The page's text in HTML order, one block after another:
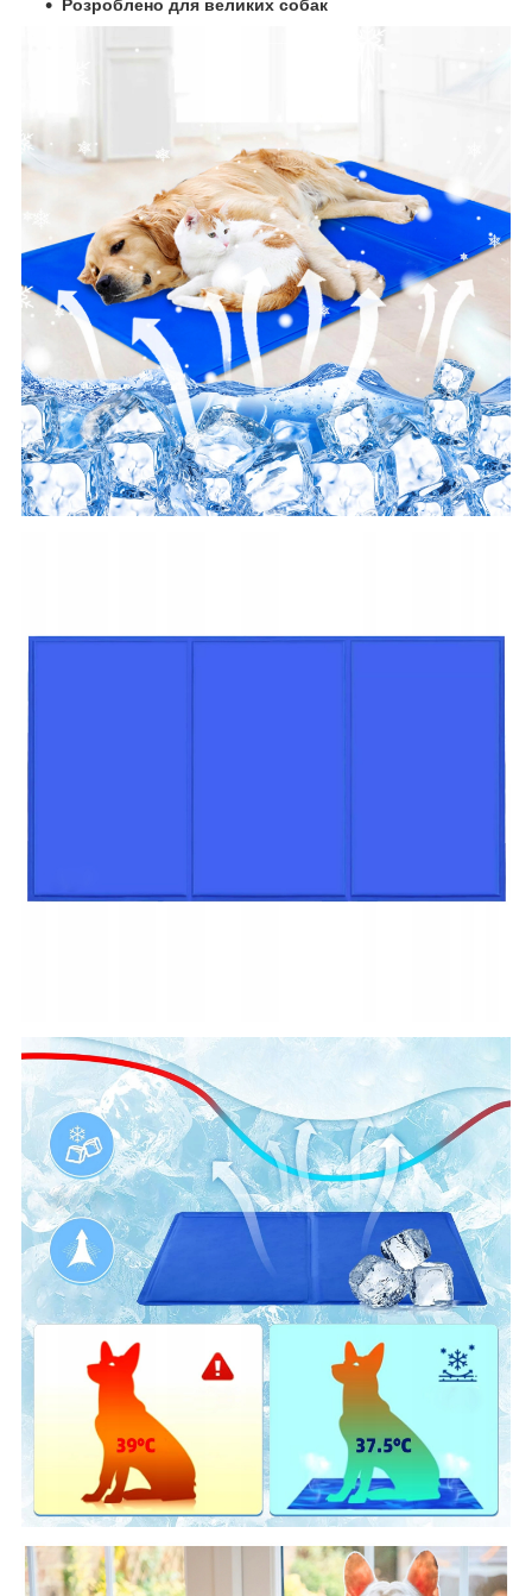
Розроблено для великих собак